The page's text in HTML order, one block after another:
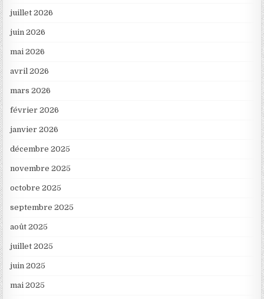
juillet 2026
juin 2026
mai 2026
avril 2026
mars 2026
février 2026
janvier 2026
décembre 2025
novembre 2025
octobre 2025
septembre 2025
août 2025
juillet 2025
juin 2025
mai 2025